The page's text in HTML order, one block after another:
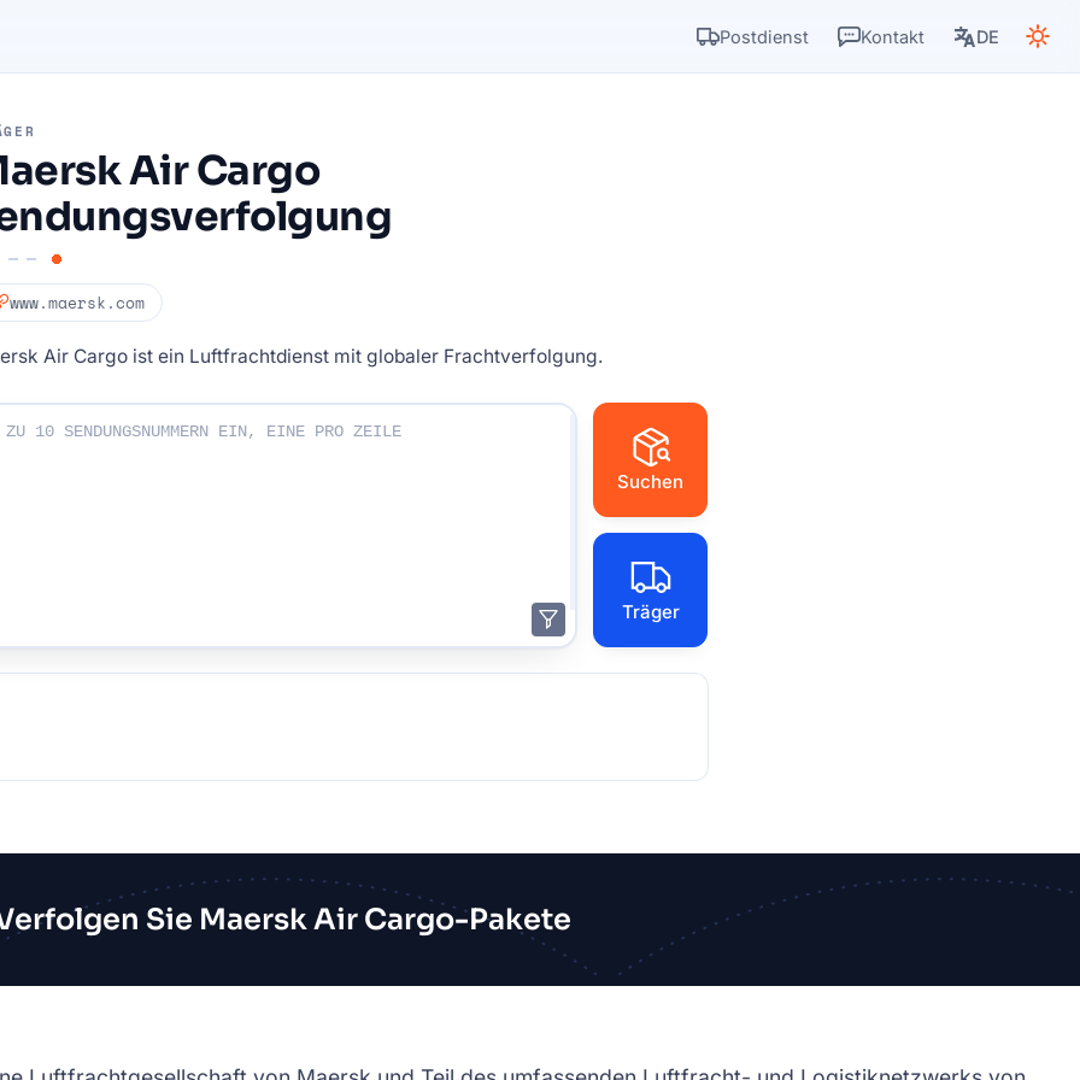
Postdienst Kontakt DE
Air Cargo
www.maersk.com
Air Cargo ist ein Luftfrachtdienst mit globaler Frachtverfolgung.
ein:
Suchen
Träger
Sie Maersk Air Cargo-Pakete